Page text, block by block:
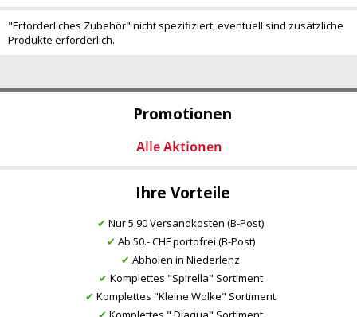
Promotionen
Ihre Vorteile
✔ Nur 5.90 Versandkosten (B-Post)
✔ Ab 50.- CHF portofrei (B-Post)
✔ Abholen in Niederlenz
✔ Komplettes "Spirella" Sortiment
✔ Komplettes "Kleine Wolke" Sortiment
"Erforderliches Zubehör" nicht spezifiziert, eventuell sind zusätzliche
Produkte erforderlich.